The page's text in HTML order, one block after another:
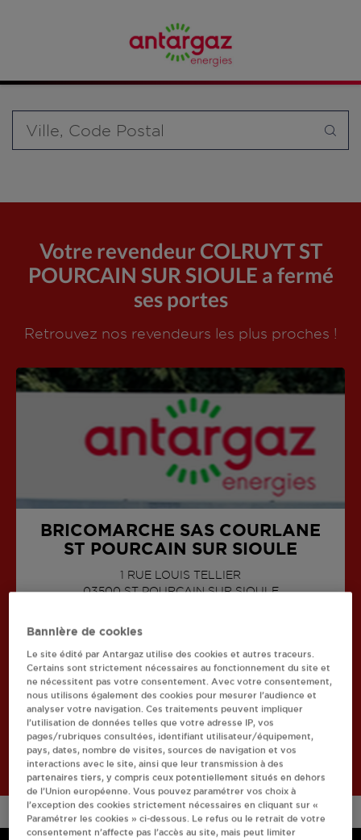
bouteille souhaité et le type de point de vente (revendeur /
distributeur automatique de bouteilles de gaz ou station GPL
carburant)
Votre revendeur COLRUYT ST
POURCAIN SUR SIOULE a fermé
ses portes
Retrouvez nos revendeurs les plus proches !
BRICOMARCHE SAS COURLANE
ST POURCAIN SUR SIOULE
1 RUE LOUIS TELLIER
03500ST POURCAIN SUR SIOULE
AFFICHER LE TÉLÉPHONE
Recherchez un autre revendeur
Retourner à l'accueil
Bannière de cookies
Le site édité par Antargaz utilise des cookies et autres traceurs.
Certains sont strictement nécessaires au fonctionnement du site et
ne nécessitent pas votre consentement. Avec votre consentement,
nous utilisons également des cookies pour mesurer l’audience et
analyser votre navigation. Ces traitements peuvent impliquer
l’utilisation de données telles que votre adresse IP, vos
pages/rubriques consultées, identifiant utilisateur/équipement,
pays, dates, nombre de visites, sources de navigation et vos
interactions avec le site, ainsi que leur transmission à des
partenaires tiers, y compris ceux potentiellement situés en dehors
de l’Union européenne. Vous pouvez paramétrer vos choix à
l’exception des cookies strictement nécessaires en cliquant sur «
Paramétrer les cookies » ci-dessous. Le refus ou le retrait de votre
consentement n’affecte pas l’accès au site, mais peut limiter